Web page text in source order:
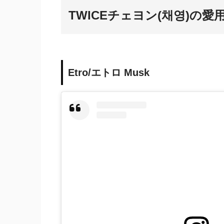
TWICEチェヨン(채영)の愛
Etro/エトロ Musk